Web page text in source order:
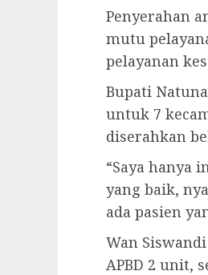
Penyerahan
mutu
pelayanan
Bupati
untuk 7
diserahkan
“Saya hanya
yang baik,
ada pasien
Wan
APBD 2 unit,